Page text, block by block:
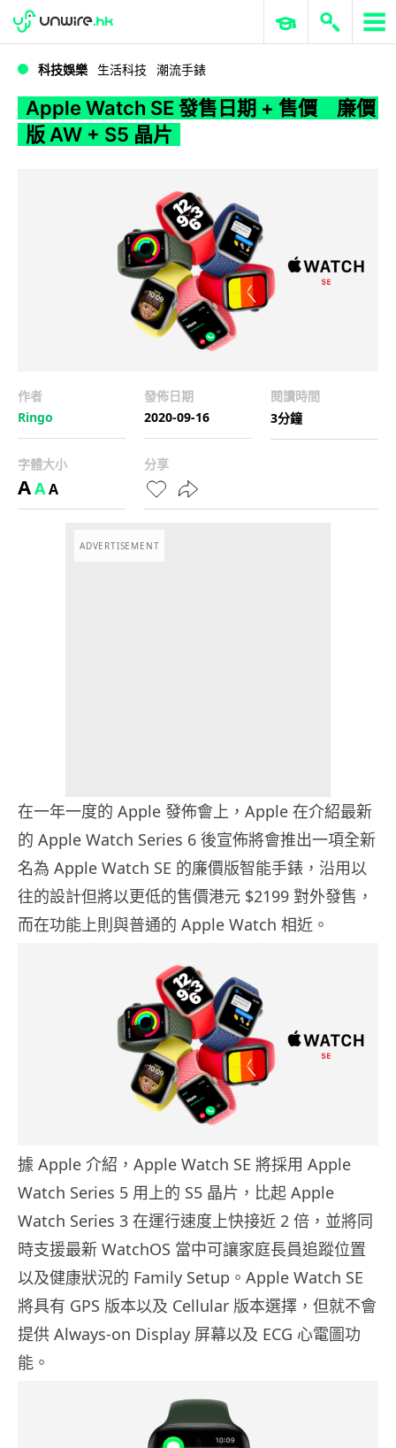
WWDC 2026 ERP 與商業 AI
科技娛樂 生活科技 潮流手錶
Apple Watch SE 發售日期 + 售價 廉價
版 AW + S5 晶片
作者
Ringo
發佈日期
2020-09-16
閱讀時間
3分鐘
字體大小
AAA
分享
ADVERTISEMENT
在一年一度的 Apple 發佈會上，Apple 在介紹最新
的 Apple Watch Series 6 後宣佈將會推出一項全新
名為 Apple Watch SE 的廉價版智能手錶，沿用以
往的設計但將以更低的售價港元 $2199 對外發售，
而在功能上則與普通的 Apple Watch 相近。
據 Apple 介紹，Apple Watch SE 將採用 Apple
Watch Series 5 用上的 S5 晶片，比起 Apple
Watch Series 3 在運行速度上快接近 2 倍，並將同
時支援最新 WatchOS 當中可讓家庭長員追蹤位置
以及健康狀況的 Family Setup。Apple Watch SE
將具有 GPS 版本以及 Cellular 版本選擇，但就不會
提供 Always-on Display 屏幕以及 ECG 心電圖功
能。